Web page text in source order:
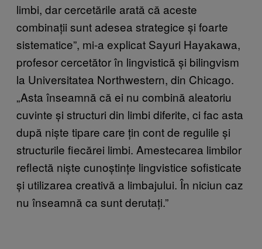
limbi, dar cercetările arată că aceste
combinații sunt adesea strategice și foarte
sistematice”, mi-a explicat Sayuri Hayakawa,
profesor cercetător în lingvistică și bilingvism
la Universitatea Northwestern, din Chicago.
„Asta înseamnă că ei nu combină aleatoriu
cuvinte și structuri din limbi diferite, ci fac asta
după niște tipare care țin cont de regulile și
structurile fiecărei limbi. Amestecarea limbilor
reflectă niște cunoștințe lingvistice sofisticate
și utilizarea creativă a limbajului. În niciun caz
nu înseamnă ca sunt derutați.”